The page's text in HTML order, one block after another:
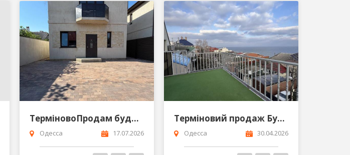
ТерміновоПродам будинок з Держ Актом на Таїрова по вул Ак Вавілова Київський район Одеса
Одесса 17.07.2026
Терміновий продаж Будинок в Совіньйоні з прямим видом на море Одеса
Одесса 30.04.2026